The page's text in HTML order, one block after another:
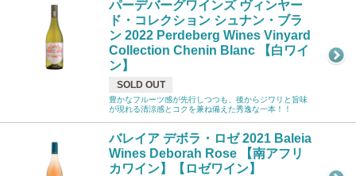
パーデバーグワインズ ヴィンヤー
ド・コレクション シュナン・ブラ
ン 2022 Perdeberg Wines Vinyard
Collection Chenin Blanc 【白ワイ
ン】
SOLD OUT
豊かなフルーツ感が先行しつつも、後からジワリと旨味
が現れる清涼感とコクを兼ね備えた秀逸な一本！！
バレイア デボラ・ロゼ 2021 Baleia
Wines Deborah Rose 【南アフリ
カワイン】【ロゼワイン】